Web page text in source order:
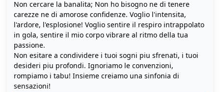
Non cercare la banalita; Non ho bisogno ne di tenere
carezze ne di amorose confidenze. Voglio l'intensita,
l'ardore, l'esplosione! Voglio sentire il respiro intrappolato
in gola, sentire il mio corpo vibrare al ritmo della tua
passione.
Non esitare a condividere i tuoi sogni piu sfrenati, i tuoi
desideri piu profondi. Ignoriamo le convenzioni,
rompiamo i tabu! Insieme creiamo una sinfonia di
sensazioni!